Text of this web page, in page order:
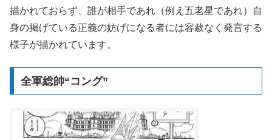
描かれておらず、誰が相手であれ（例え五老星であれ）自
身の掲げている正義の妨げになる者には容赦なく発言する
様子が描かれています。
全軍総帥“コング”